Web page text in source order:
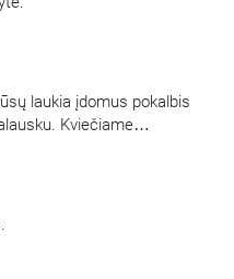
laukia įdomus pokalbis
Kviečiame
Kalbina Arūnas Kučikas.